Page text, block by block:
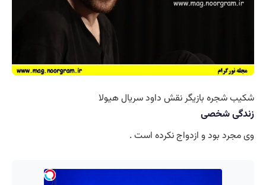
شکیب شجره بازیگر نقش داود سریال هیولا
زندگی شخصی
وی مجرد بود و ازدواج نکرده است .